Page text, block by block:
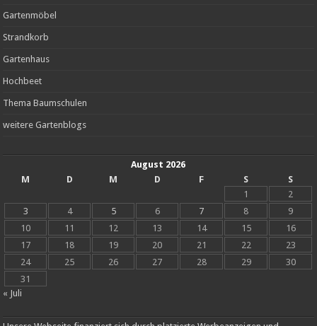
Gartenmöbel
Strandkorb
Gartenhaus
Hochbeet
Thema Baumschulen
weitere Gartenblogs
August 2026
M
D M D F S
S
1
2
3
4 5 6 7 8
9
10
11 12 13 14 15
16
17
18 19 20 21 22
23
24
25 26 27 28 29
30
31
« Juli